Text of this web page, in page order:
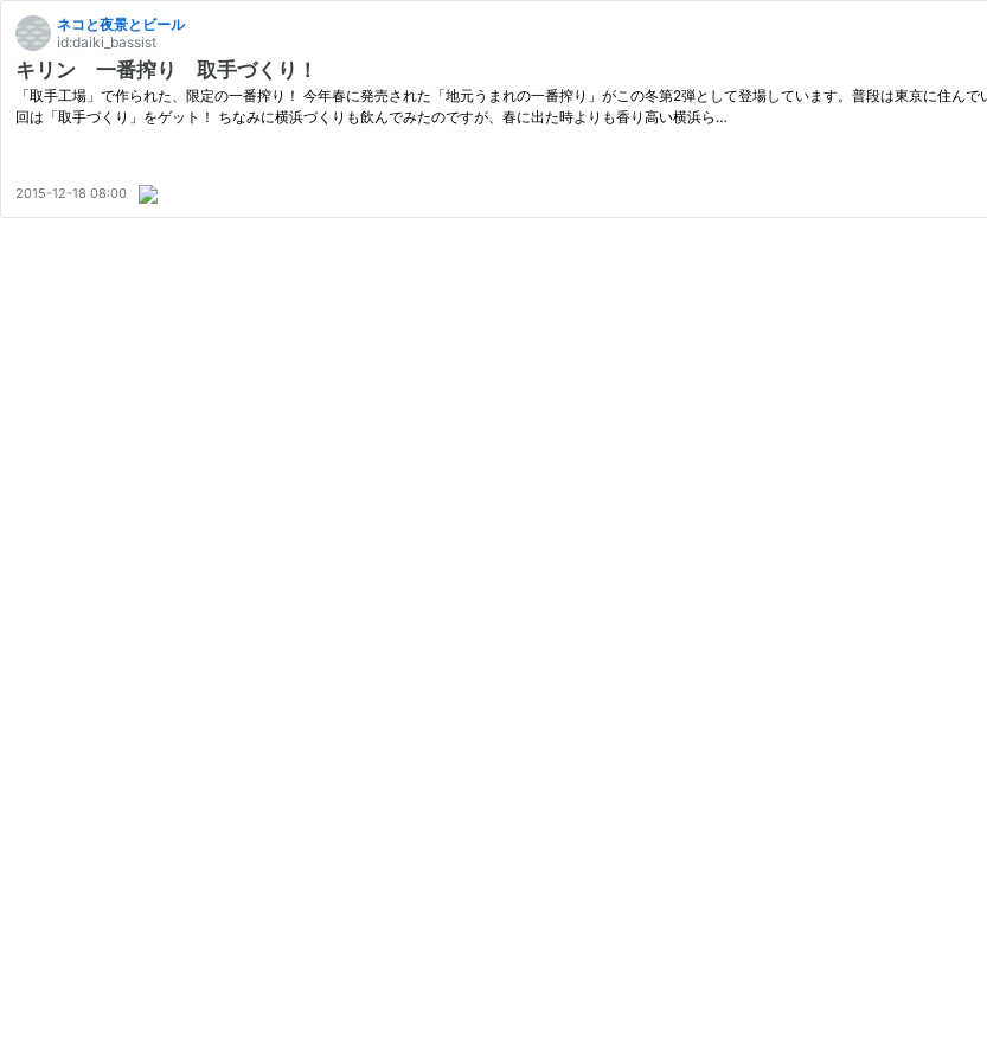
ネコと夜景とビール
id:daiki_bassist
キリン 一番搾り 取手づくり！
「取手工場」で作られた、限定の一番搾り！ 今年春に発売された「地元うまれの一番搾り」がこの冬第2弾として登場しています。普段は東京に住ん
回は「取手づくり」をゲット！ ちなみに横浜づくりも飲んでみたのですが、春に出た時よりも香り高い横浜ら…
2015-12-18 08:00